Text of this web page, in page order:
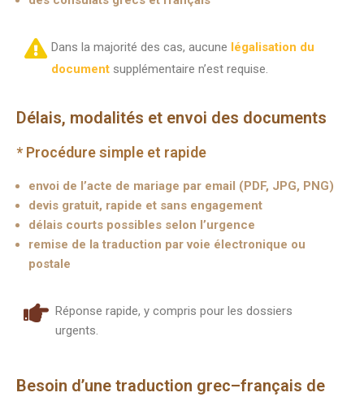
Dans la majorité des cas, aucune légalisation du
document supplémentaire n’est requise.
Délais, modalités et envoi des documents
* Procédure simple et rapide
envoi de l’acte de mariage par email (PDF, JPG, PNG)
devis gratuit, rapide et sans engagement
délais courts possibles selon l’urgence
remise de la traduction par voie électronique ou
postale
Réponse rapide, y compris pour les dossiers
urgents.
Besoin d’une traduction grec–français de